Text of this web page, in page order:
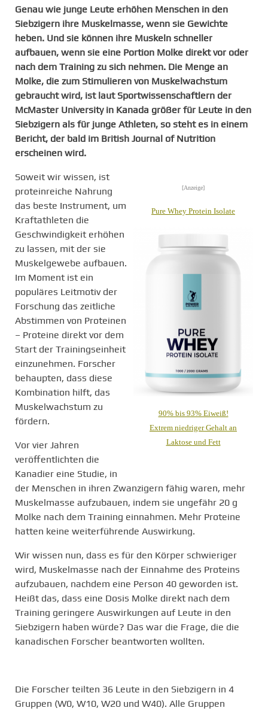
Genau wie junge Leute erhöhen Menschen in den
Siebzigern ihre Muskelmasse, wenn sie Gewichte
heben. Und sie können ihre Muskeln schneller
aufbauen, wenn sie eine Portion Molke direkt vor oder
nach dem Training zu sich nehmen. Die Menge an
Molke, die zum Stimulieren von Muskelwachstum
gebraucht wird, ist laut Sportwissenschaftlern der
McMaster University in Kanada größer für Leute in den
Siebzigern als für junge Athleten, so steht es in einem
Bericht, der bald im British Journal of Nutrition
erscheinen wird.
[Anzeige]
Pure Whey Protein Isolate
90% bis 93% Eiweiß!
Extrem niedriger Gehalt an
Laktose und Fett
Soweit wir wissen, ist
proteinreiche Nahrung
das beste Instrument, um
Kraftathleten die
Geschwindigkeit erhöhen
zu lassen, mit der sie
Muskelgewebe aufbauen.
Im Moment ist ein
populäres Leitmotiv der
Forschung das zeitliche
Abstimmen von Proteinen
– Proteine direkt vor dem
Start der Trainingseinheit
einzunehmen. Forscher
behaupten, dass diese
Kombination hilft, das
Muskelwachstum zu
fördern.
Vor vier Jahren
veröffentlichten die
Kanadier eine Studie, in
der Menschen in ihren Zwanzigern fähig waren, mehr
Muskelmasse aufzubauen, indem sie ungefähr 20 g
Molke nach dem Training einnahmen. Mehr Proteine
hatten keine weiterführende Auswirkung.
Wir wissen nun, dass es für den Körper schwieriger
wird, Muskelmasse nach der Einnahme des Proteins
aufzubauen, nachdem eine Person 40 geworden ist.
Heißt das, dass eine Dosis Molke direkt nach dem
Training geringere Auswirkungen auf Leute in den
Siebzigern haben würde? Das war die Frage, die die
kanadischen Forscher beantworten wollten.
Die Forscher teilten 36 Leute in den Siebzigern in 4
Gruppen (W0, W10, W20 und W40). Alle Gruppen